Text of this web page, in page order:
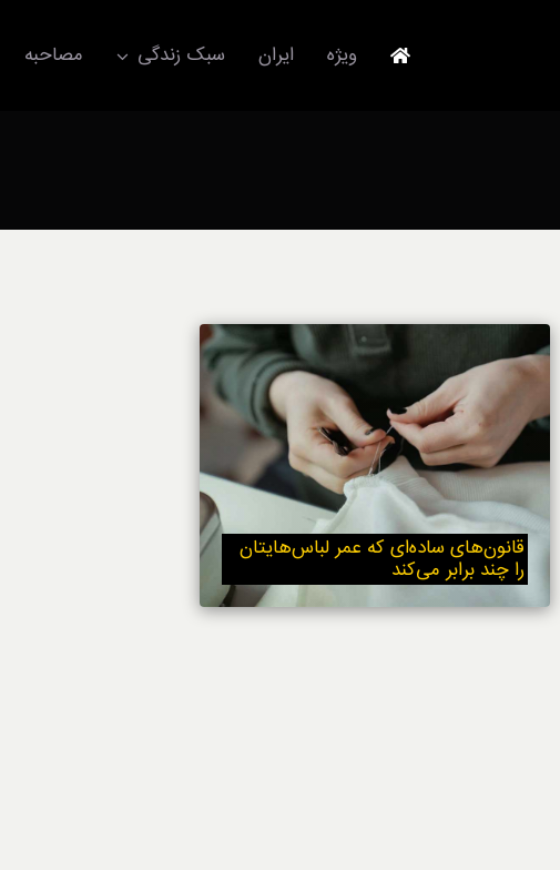
ویژه ایران سبک زندگی
آداب معاشرت
خودرو
خوردنی‌ها
مصاحبه
قانون‌های ساده‌ای که عمر لباس‌هایتان
را چند برابر می‌کند